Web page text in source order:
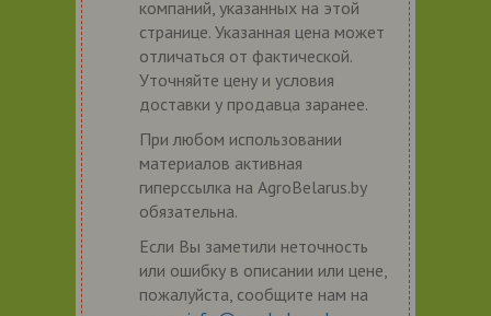
компаний, указанных на этой
странице. Указанная цена может
отличаться от фактической.
Уточняйте цену и условия
доставки у продавца заранее.
При любом использовании
материалов активная
гиперссылка на AgroBelarus.by
обязательна.
Если Вы заметили неточность
или ошибку в описании или цене,
пожалуйста, сообщите нам на